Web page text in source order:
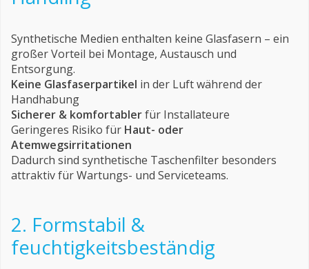
Synthetische Medien enthalten keine Glasfasern – ein
großer Vorteil bei Montage, Austausch und
Entsorgung.
Keine Glasfaserpartikel in der Luft während der
Handhabung
Sicherer & komfortablerfür Installateure
Geringeres Risiko für Haut- oder
Atemwegsirritationen
Dadurch sind synthetische Taschenfilter besonders
attraktiv für Wartungs- und Serviceteams.
2. Formstabil &
feuchtigkeitsbeständig